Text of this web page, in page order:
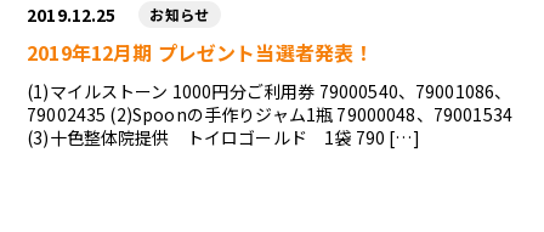
2019.12.25 お知らせ
2019年12月期 プレゼント当選者発表！
(1)マイルストーン 1000円分ご利用券 79000540、79001086、
79002435 (2)Spoonの手作りジャム1瓶 79000048、79001534
(3)十色整体院提供 トイロゴールド 1袋 790 […]